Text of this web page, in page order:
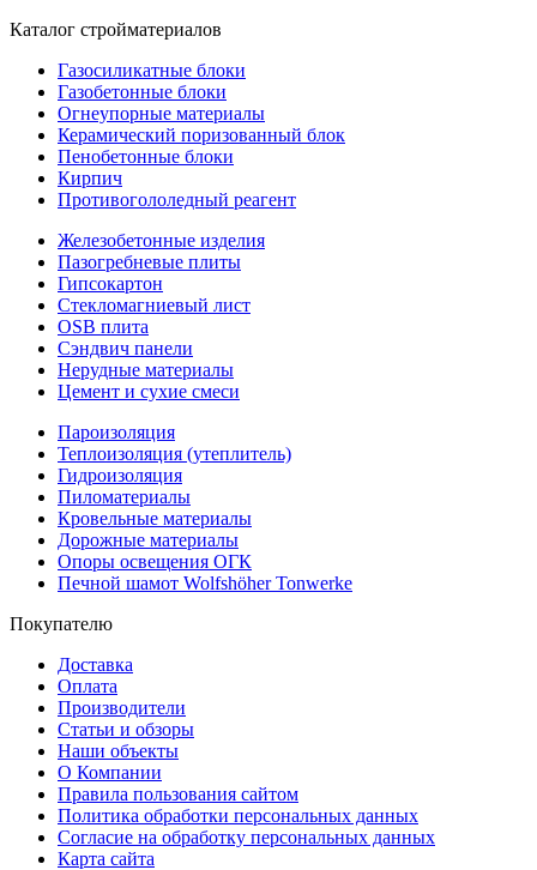
Каталог стройматериалов
Газосиликатные блоки
Газобетонные блоки
Огнеупорные материалы
Керамический поризованный блок
Пенобетонные блоки
Кирпич
Противогололедный реагент
Железобетонные изделия
Пазогребневые плиты
Гипсокартон
Стекломагниевый лист
OSB плита
Сэндвич панели
Нерудные материалы
Цемент и сухие смеси
Пароизоляция
Теплоизоляция (утеплитель)
Гидроизоляция
Пиломатериалы
Кровельные материалы
Дорожные материалы
Опоры освещения ОГК
Печной шамот Wolfshöher Tonwerke
Покупателю
Доставка
Оплата
Производители
Статьи и обзоры
Наши объекты
О Компании
Правила пользования сайтом
Политика обработки персональных данных
Согласие на обработку персональных данных
Карта сайта